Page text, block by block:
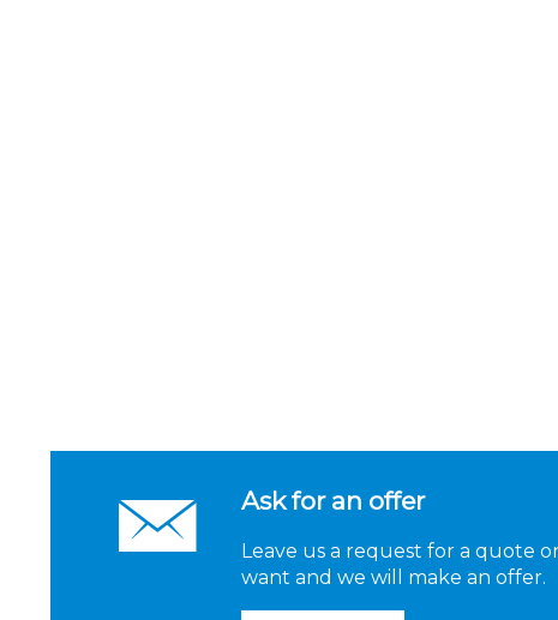
Ask for an offer
Leave us a request for a quote
want and we will make an offer.